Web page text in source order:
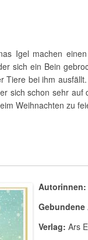
Igel machen
sich ein Bein
Tiere bei ihm
sich schon sehr
Weihnachten zu
Autorinnen:
Gebundene
Verlag: Ars